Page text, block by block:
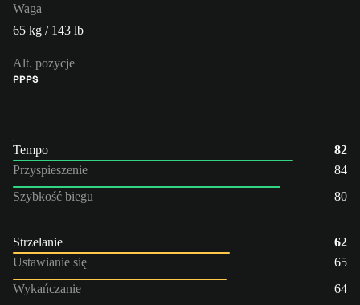
Waga
65 kg / 143 lb
Alt. pozycje
PPPS
Tempo
82
Przyspieszenie
84
Szybkość biegu
80
Strzelanie
62
Ustawianie się
65
Wykańczanie
64